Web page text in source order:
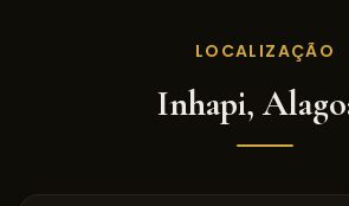
LOCALIZAÇÃO
Inhapi,